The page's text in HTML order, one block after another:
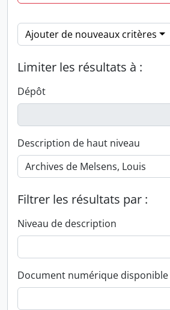
Ajouter de nouveaux critères
Limiter les résultats à :
Dépôt
Description de haut niveau
Filtrer les résultats par :
Niveau de description
Document numérique disponible